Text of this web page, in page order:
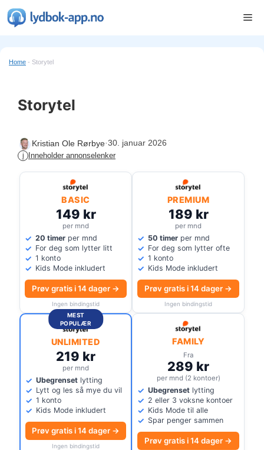
Hopp
Home - Storytel
Storytel
Kristian Ole Rørbye·30. januar 2026
i Inneholder annonselenker
BASIC
149 kr
per mnd
20 timer per mnd
For deg som lytter litt
1 konto
Kids Mode inkludert
Prøv gratis i 14 dager →
Ingen bindingstid
PREMIUM
189 kr
per mnd
50 timer per mnd
For deg som lytter ofte
1 konto
Kids Mode inkludert
Prøv gratis i 14 dager →
Ingen bindingstid
MEST
POPULÆR
UNLIMITED
219 kr
per mnd
Ubegrenset lytting
Lytt og les så mye du vil
1 konto
Kids Mode inkludert
Prøv gratis i 14 dager →
Ingen bindingstid
FAMILY
Fra
289 kr
per mnd (2 kontoer)
Ubegrenset lytting
2 eller 3 voksne kontoer
Kids Mode til alle
Spar penger sammen
Prøv gratis i 14 dager →